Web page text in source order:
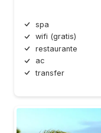
spa
wifi (gratis)
restaurante
ac
transfer